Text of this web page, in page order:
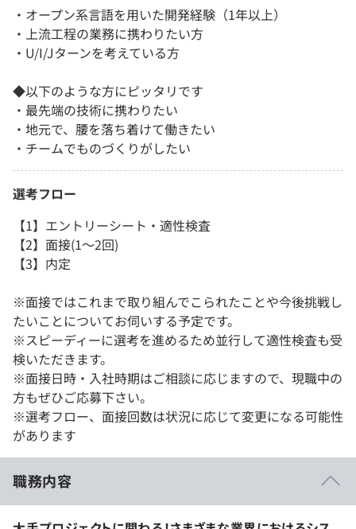
・オープン系言語を用いた開発経験（1年以上）
・上流工程の業務に携わりたい方
・U/I/Jターンを考えている方
◆以下のような方にピッタリです
・最先端の技術に携わりたい
・地元で、腰を落ち着けて働きたい
・チームでものづくりがしたい
選考フロー
【1】エントリーシート・適性検査
【2】面接(1～2回)
【3】内定
※面接ではこれまで取り組んでこられたことや今後挑戦し
たいことについてお伺いする予定です。
※スピーディーに選考を進めるため並行して適性検査も受
検いただきます。
※面接日時・入社時期はご相談に応じますので、現職中の
方もぜひご応募下さい。
※選考フロー、面接回数は状況に応じて変更になる可能性
があります
職務内容